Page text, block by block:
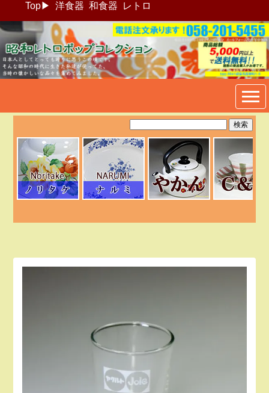
Top▶ 洋食器 和食器 レトロ
昭和レトロポップ食器生活雑
貨通販＠フリマート